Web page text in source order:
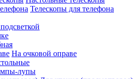
Телескопы для телефона
На очковой оправе
лупы